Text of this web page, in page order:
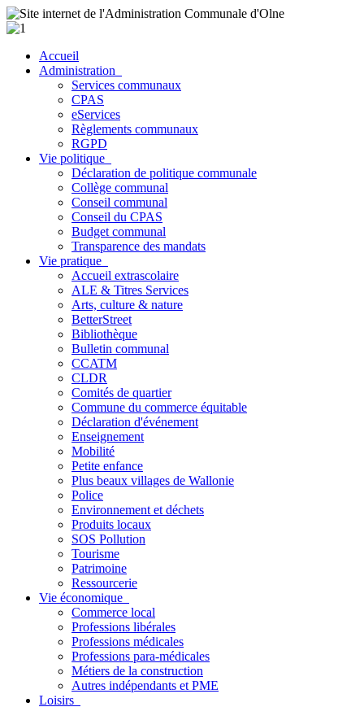
Accueil
Administration
Services communaux
CPAS
eServices
Règlements communaux
RGPD
Vie politique
Déclaration de politique communale
Collège communal
Conseil communal
Conseil du CPAS
Budget communal
Transparence des mandats
Vie pratique
Accueil extrascolaire
ALE & Titres Services
Arts, culture & nature
BetterStreet
Bibliothèque
Bulletin communal
CCATM
CLDR
Comités de quartier
Commune du commerce équitable
Déclaration d'événement
Enseignement
Mobilité
Petite enfance
Plus beaux villages de Wallonie
Police
Environnement et déchets
Produits locaux
SOS Pollution
Tourisme
Patrimoine
Ressourcerie
Vie économique
Commerce local
Professions libérales
Professions médicales
Professions para-médicales
Métiers de la construction
Autres indépendants et PME
Loisirs